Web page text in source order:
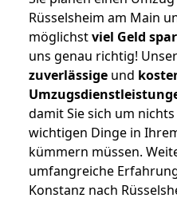
Rüsselsheim am Main
möglichstviel Geld
uns genau richtig!
zuverlässige und
damit Sie sich um
wichtigen Dinge in
kümmern müssen.
umfangreiche
Konstanz nach